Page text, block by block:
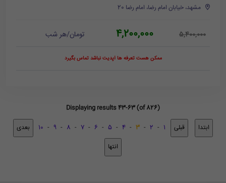
مشهد، خیابان امام رضا، امام رضا 20
5,400,000
4,200,000 تومان/هر شب
ممکن هست تعرفه ها آپدیت نباشد تماس بگیرد
Displaying results 43-63 (of 826)
1
-
2
-
3
-
4
-
5
-
6
-
7
-
8
-
9
-
10